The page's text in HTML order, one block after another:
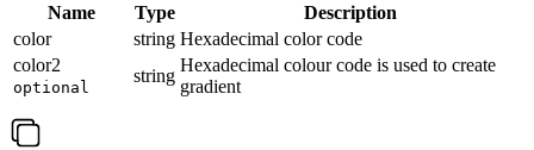
Name Type
Description
color
string Hexadecimal color code
color2
optional
string
Hexadecimal colour code is used to create
gradient